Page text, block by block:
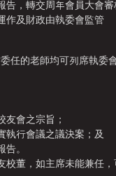
，轉交周年會員大會審
作及財政由執委會監管
任的老師均可列席執委
會之宗旨；
執行會議之議決案；及
。
董，如主席未能兼任